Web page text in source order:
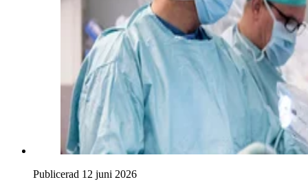
Publicerad 12 juni 2026